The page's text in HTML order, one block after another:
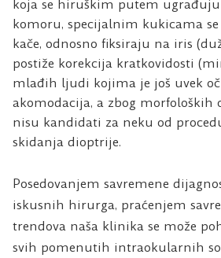
koja se hiruškim putem
komoru, specijalnim kukicama
kače, odnosno fiksiraju na iris
postiže korekcija kratkovidosti
mlađih ljudi kojima je još uvek
akomodacija, a zbog morfoloških
nisu kandidati za neku od
skidanja dioptrije.
Posedovanjem savremene
iskusnih hirurga, praćenjem
trendova naša klinika se može
svih pomenutih intraokularnih